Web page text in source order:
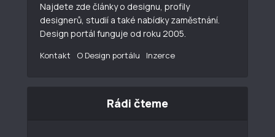
Najdete zde články o designu, profily
designerů, studií a také nabídky zaměstnání.
Design portál funguje od roku 2005.
Kontakt O Design portálu Inzerce
Rádi čteme